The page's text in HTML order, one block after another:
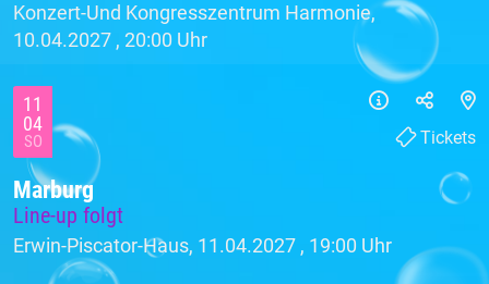
Konzert-Und Kongresszentrum Harmonie,
10.04.2027 , 20:00 Uhr
11
04
SO
Marburg
Line-up folgt
Erwin-Piscator-Haus, 11.04.2027 , 19:00 Uhr
Tickets